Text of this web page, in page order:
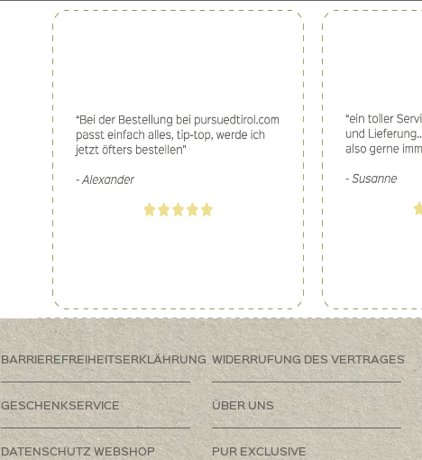
BARRIEREFREIHEITSERKLÄHRUNG WIDERRUFUNG DES VERTRAGES
GESCHENKSERVICE ÜBER UNS
DATENSCHUTZ WEBSHOP PUR EXCLUSIVE